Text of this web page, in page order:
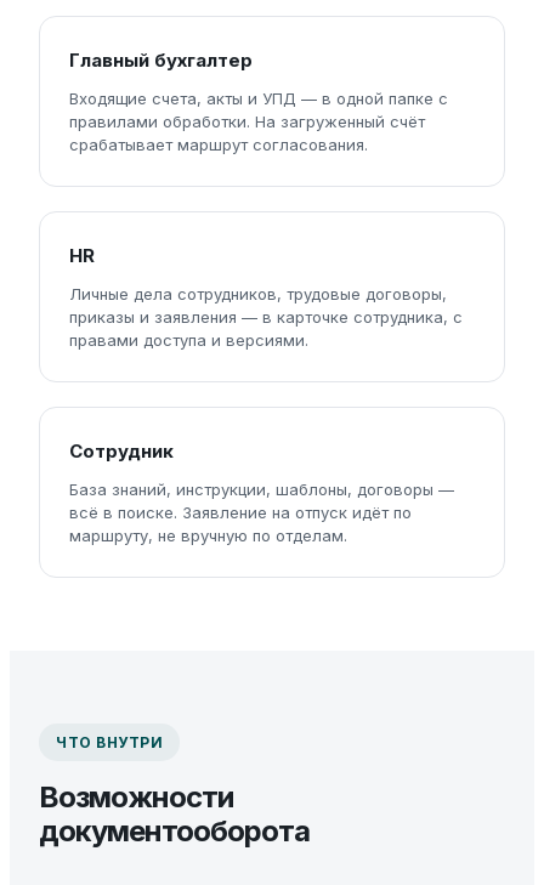
Главный бухгалтер
Входящие счета, акты и УПД — в одной папке с
правилами обработки. На загруженный счёт
срабатывает маршрут согласования.
HR
Личные дела сотрудников, трудовые договоры,
приказы и заявления — в карточке сотрудника, с
правами доступа и версиями.
Сотрудник
База знаний, инструкции, шаблоны, договоры —
всё в поиске. Заявление на отпуск идёт по
маршруту, не вручную по отделам.
ЧТО ВНУТРИ
Возможности
документооборота